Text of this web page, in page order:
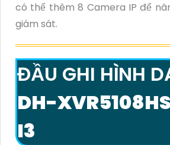
có thể thêm 8 Camera IP để
giám sát.
ĐẦU GHI HÌNH
DH-
I3